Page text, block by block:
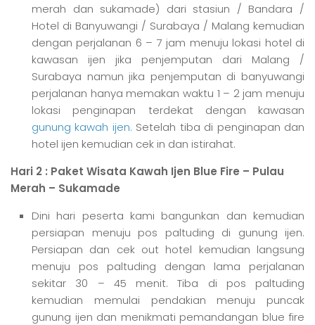
merah dan sukamade) dari stasiun / Bandara /
Hotel di Banyuwangi / Surabaya / Malang kemudian
dengan perjalanan 6 – 7 jam menuju lokasi hotel di
kawasan ijen jika penjemputan dari Malang /
Surabaya namun jika penjemputan di banyuwangi
perjalanan hanya memakan waktu 1 – 2 jam menuju
lokasi penginapan terdekat dengan kawasan
gunung kawah ijen. Setelah tiba di penginapan dan
hotel ijen kemudian cek in dan istirahat.
Hari 2 : Paket Wisata Kawah Ijen Blue Fire – Pulau
Merah – Sukamade
Dini hari peserta kami bangunkan dan kemudian
persiapan menuju pos paltuding di gunung ijen.
Persiapan dan cek out hotel kemudian langsung
menuju pos paltuding dengan lama perjalanan
sekitar 30 – 45 menit. Tiba di pos paltuding
kemudian memulai pendakian menuju puncak
gunung ijen dan menikmati pemandangan blue fire